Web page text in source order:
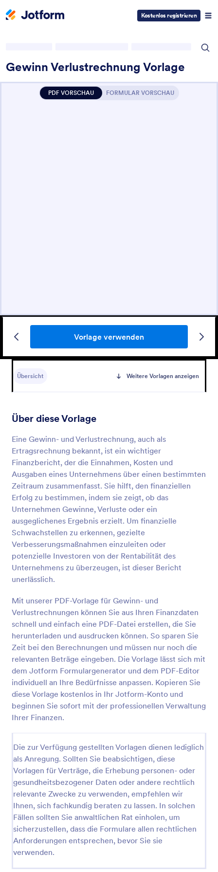
Kostenlos registrieren
Gewinn Verlustrechnung Vorlage
PDF VORSCHAU FORMULAR VORSCHAU
Vorlage verwenden
Übersicht Weitere Vorlagen anzeigen
Über diese Vorlage
Eine Gewinn- und Verlustrechnung, auch als
Ertragsrechnung bekannt, ist ein wichtiger
Finanzbericht, der die Einnahmen, Kosten und
Ausgaben eines Unternehmens über einen bestimmten
Zeitraum zusammenfasst. Sie hilft, den finanziellen
Erfolg zu bestimmen, indem sie zeigt, ob das
Unternehmen Gewinne, Verluste oder ein
ausgeglichenes Ergebnis erzielt. Um finanzielle
Schwachstellen zu erkennen, gezielte
Verbesserungsmaßnahmen einzuleiten oder
potenzielle Investoren von der Rentabilität des
Unternehmens zu überzeugen, ist dieser Bericht
unerlässlich.
Mit unserer PDF-Vorlage für Gewinn- und
Verlustrechnungen können Sie aus Ihren Finanzdaten
schnell und einfach eine PDF-Datei erstellen, die Sie
herunterladen und ausdrucken können. So sparen Sie
Zeit bei den Berechnungen und müssen nur noch die
relevanten Beträge eingeben. Die Vorlage lässt sich mit
dem Jotform Formulargenerator und dem PDF-Editor
individuell an Ihre Bedürfnisse anpassen. Kopieren Sie
diese Vorlage kostenlos in Ihr Jotform-Konto und
beginnen Sie sofort mit der professionellen Verwaltung
Ihrer Finanzen.
Die zur Verfügung gestellten Vorlagen dienen lediglich
als Anregung. Sollten Sie beabsichtigen, diese
Vorlagen für Verträge, die Erhebung personen- oder
gesundheitsbezogener Daten oder andere rechtlich
relevante Zwecke zu verwenden, empfehlen wir
Ihnen, sich fachkundig beraten zu lassen. In solchen
Fällen sollten Sie anwaltlichen Rat einholen, um
sicherzustellen, dass die Formulare allen rechtlichen
Anforderungen entsprechen, bevor Sie sie
verwenden.